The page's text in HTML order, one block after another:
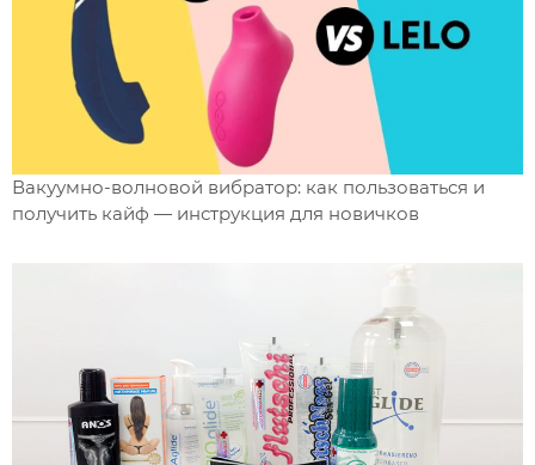
Вакуумно-волновой вибратор: как пользоваться и
получить кайф — инструкция для новичков